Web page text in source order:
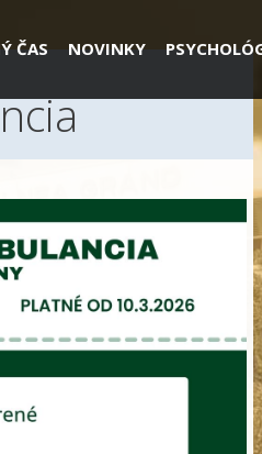
ČAS NOVINKY